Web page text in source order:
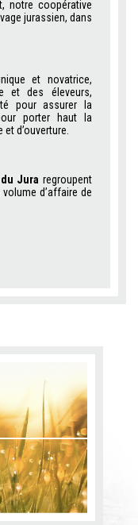
notre coopérative
jurassien, dans
et novatrice,
et des éleveurs,
pour assurer la
porter haut la
d’ouverture.
Jura regroupent
d’affaire de